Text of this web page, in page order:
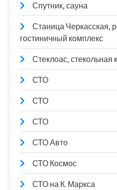
Спутник, сауна
Станица Черкасская,
гостиничный комплекс
Стеклоас, стекольная
СТО
СТО
СТО
СТО Авто
СТО Космос
СТО на К. Маркса